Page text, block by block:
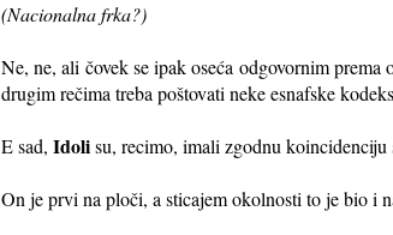
(Nacionalna frka?)
Ne, ne, ali čovek se ipak oseća odgovornim
drugim rečima treba poštovati neke esnafske
E sad, Idolisu, recimo, imali zgodnu koincidenciju
On je prvi na ploči, a sticajem okolnosti to je bio i